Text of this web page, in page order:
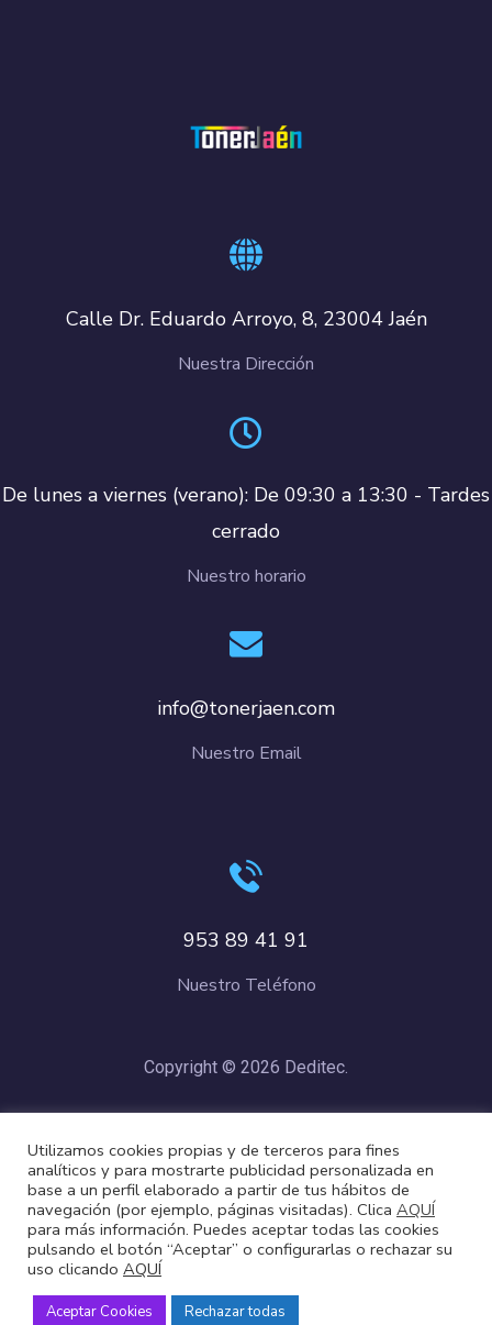
Calle Dr. Eduardo Arroyo, 8, 23004 Jaén
Nuestra Dirección
De lunes a viernes (verano): De 09:30 a 13:30 - Tardes
cerrado
Nuestro horario
info@tonerjaen.com
Nuestro Email
953 89 41 91
Nuestro Teléfono
Copyright © 2026 Deditec.
Cookies
Utilizamos cookies propias y de terceros para fines
analíticos y para mostrarte publicidad personalizada en
base a un perfil elaborado a partir de tus hábitos de
navegación (por ejemplo, páginas visitadas). Clica AQUÍ
para más información. Puedes aceptar todas las cookies
pulsando el botón “Aceptar” o configurarlas o rechazar su
uso clicando AQUÍ
Aceptar Cookies Rechazar todas